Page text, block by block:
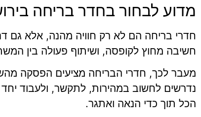
מדוע לבחור בחדר בריחה
חדרי בריחה הם לא רק חוויה מהנה, אלא גם
חשיבה מחוץ לקופסה, ושיתוף פעולה בין
מעבר לכך, חדרי הבריחה מציעים הפסקה
נדרשים לחשוב במהירות, לתקשר, ולעבוד יחד
הכל תוך כדי הנאה ואתגר.